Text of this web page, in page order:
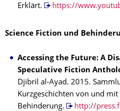
Erklärt.
https://
Science Fiction und
Accessing the Future: A
Speculative Fiction
Djibril al-Ayad. 2015.
Kurzgeschichten von und
Behinderung.
http://